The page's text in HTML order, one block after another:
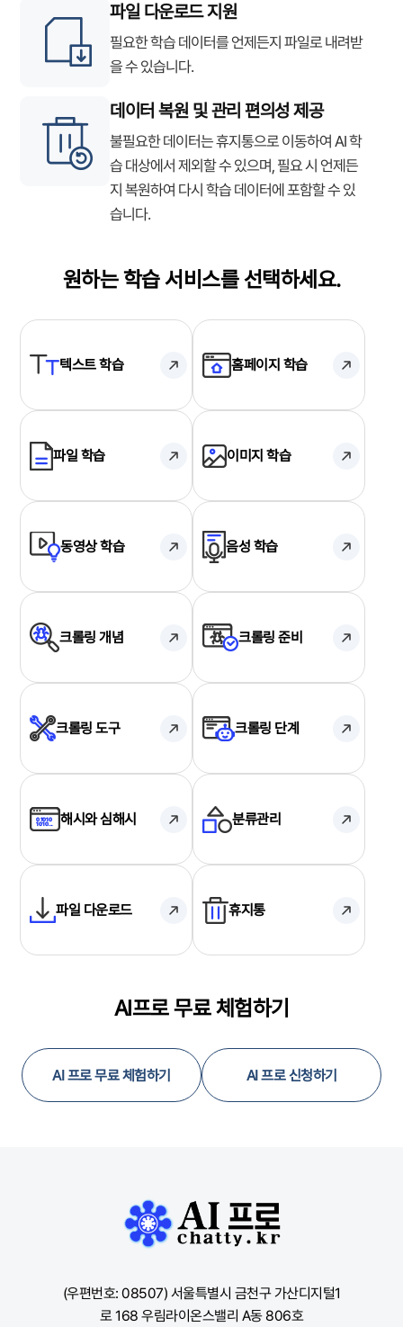
파일 다운로드 지원
필요한 학습 데이터를 언제든지 파일로 내려받
을 수 있습니다.
데이터 복원 및 관리 편의성 제공
불필요한 데이터는 휴지통으로 이동하여 AI 학
습 대상에서 제외할 수 있으며, 필요 시 언제든
지 복원하여 다시 학습 데이터에 포함할 수 있
습니다.
원하는 학습 서비스를 선택하세요.
텍스트 학습 홈페이지 학습
파일 학습 이미지 학습
동영상 학습 음성 학습
크롤링 개념 크롤링 준비
크롤링 도구 크롤링 단계
해시와 심해시 분류관리
파일 다운로드 휴지통
AI프로 무료 체험하기
AI 프로 무료 체험하기 AI 프로 신청하기
(우편번호: 08507) 서울특별시 금천구 가산디지털1
로 168 우림라이온스밸리 A동 806호